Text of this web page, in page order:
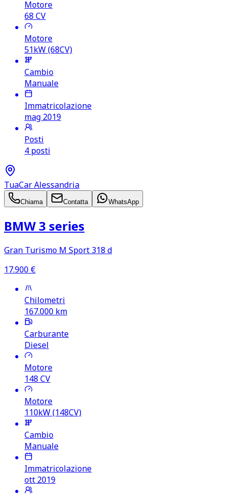
Motore
68 CV
Motore
51kW (68CV)
Cambio
Manuale
Immatricolazione
mag 2019
Posti
4 posti
TuaCar Alessandria
Chiama Contatta WhatsApp
BMW 3 series
Gran Turismo M Sport 318 d
17.900 €
Chilometri
167.000 km
Carburante
Diesel
Motore
148 CV
Motore
110kW (148CV)
Cambio
Manuale
Immatricolazione
ott 2019